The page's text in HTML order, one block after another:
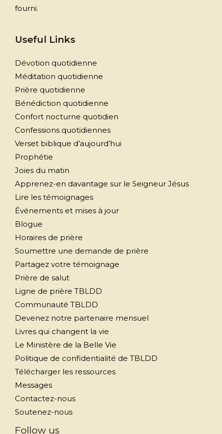
fourni.
Useful Links
Dévotion quotidienne
Méditation quotidienne
Prière quotidienne
Bénédiction quotidienne
Confort nocturne quotidien
Confessions quotidiennes
Verset biblique d’aujourd’hui
Prophétie
Joies du matin
Apprenez-en davantage sur le Seigneur Jésus
Lire les témoignages
Événements et mises à jour
Blogue
Horaires de prière
Soumettre une demande de prière
Partagez votre témoignage
Prière de salut
Ligne de prière TBLDD
Communauté TBLDD
Devenez notre partenaire mensuel
Livres qui changent la vie
Le Ministère de la Belle Vie
Politique de confidentialité de TBLDD
Télécharger les ressources
Messages
Contactez-nous
Soutenez-nous
Follow us